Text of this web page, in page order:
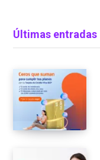
Últimas entradas